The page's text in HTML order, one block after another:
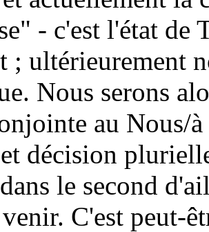
- c'est l'état de
; ultérieurement
Nous serons
au
décision
le second
C'est peut-